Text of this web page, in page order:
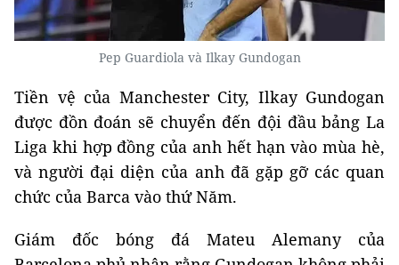
Pep Guardiola và Ilkay Gundogan
Tiền vệ của Manchester City, Ilkay Gundogan
được đồn đoán sẽ chuyển đến đội đầu bảng La
Liga khi hợp đồng của anh hết hạn vào mùa hè,
và người đại diện của anh đã gặp gỡ các quan
chức của Barca vào thứ Năm.
Giám đốc bóng đá Mateu Alemany của